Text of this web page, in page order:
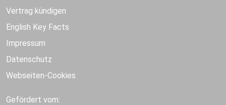
Vertrag kündigen
English Key Facts
Impressum
Datenschutz
Webseiten-Cookies
Gefördert vom: